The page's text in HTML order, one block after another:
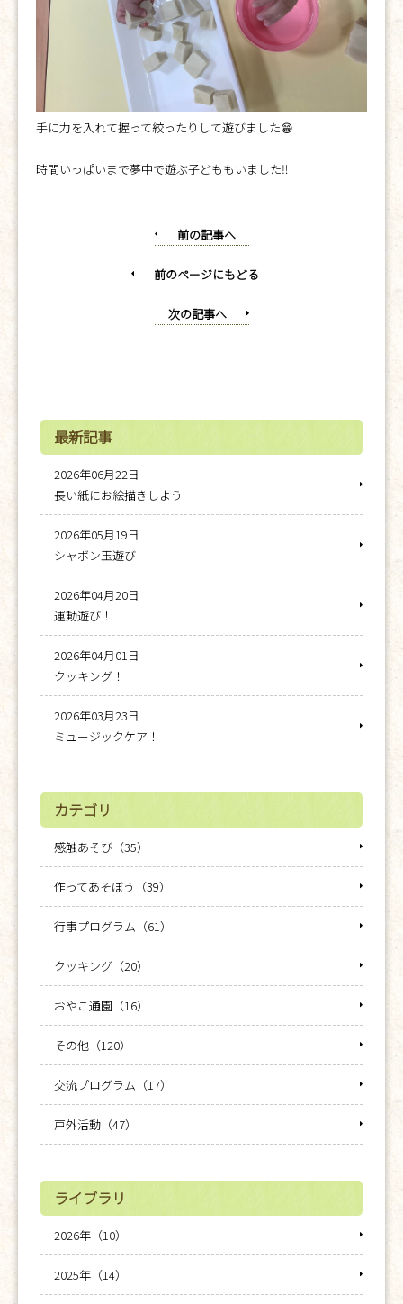
手に力を入れて握って絞ったりして遊びました😁
時間いっぱいまで夢中で遊ぶ子どももいました‼︎
前の記事へ
前のページにもどる
次の記事へ
最新記事
2026年06月22日
長い紙にお絵描きしよう
2026年05月19日
シャボン玉遊び
2026年04月20日
運動遊び！
2026年04月01日
クッキング！
2026年03月23日
ミュージックケア！
カテゴリ
感触あそび（35）
作ってあそぼう（39）
行事プログラム（61）
クッキング（20）
おやこ通園（16）
その他（120）
交流プログラム（17）
戸外活動（47）
ライブラリ
2026年（10）
2025年（14）